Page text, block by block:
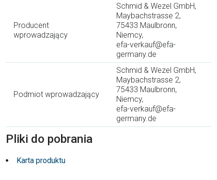
Producent
wprowadzający
Schmid & Wezel GmbH,
Maybachstrasse 2,
75433 Maulbronn,
Niemcy,
efa-verkauf@efa-
germany.de
Podmiot wprowadzający
Schmid & Wezel GmbH,
Maybachstrasse 2,
75433 Maulbronn,
Niemcy,
efa-verkauf@efa-
germany.de
Pliki do pobrania
Karta produktu